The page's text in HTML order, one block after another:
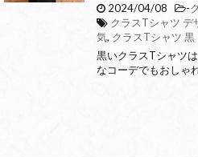
2024/04/08 -
クラスTシャツ デ
気, クラスTシャツ 黒
黒いクラスTシャツ
なコーデでもおしゃ